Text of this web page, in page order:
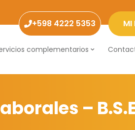
+598 4222 5353 MI
complementarios
–